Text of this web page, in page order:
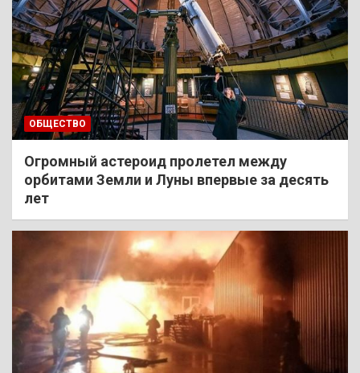
ОБЩЕСТВО
Огромный астероид пролетел между
орбитами Земли и Луны впервые за десять
лет